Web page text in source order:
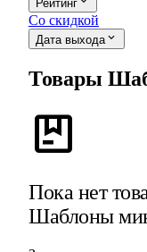
Рейтинг
Со скидкой
Дата выхода expand_more
Товары
package
Пока нет
Шаблоны